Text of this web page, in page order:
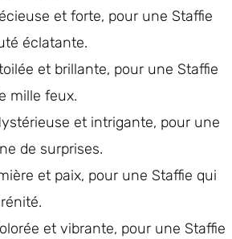
et forte, pour une Staffie
éclatante.
et brillante, pour une Staffie
mille feux.
et intrigante, pour une
de surprises.
et paix, pour une Staffie qui
et vibrante, pour une Staffie